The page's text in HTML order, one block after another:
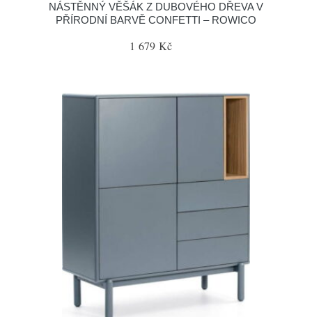
NÁSTĚNNÝ VĚŠÁK Z DUBOVÉHO DŘEVA V
PŘÍRODNÍ BARVĚ CONFETTI – ROWICO
1 679 Kč